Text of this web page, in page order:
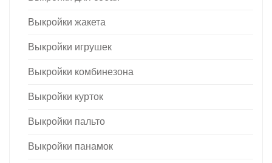
Выкройки жакета
Выкройки игрушек
Выкройки комбинезона
Выкройки курток
Выкройки пальто
Выкройки панамок